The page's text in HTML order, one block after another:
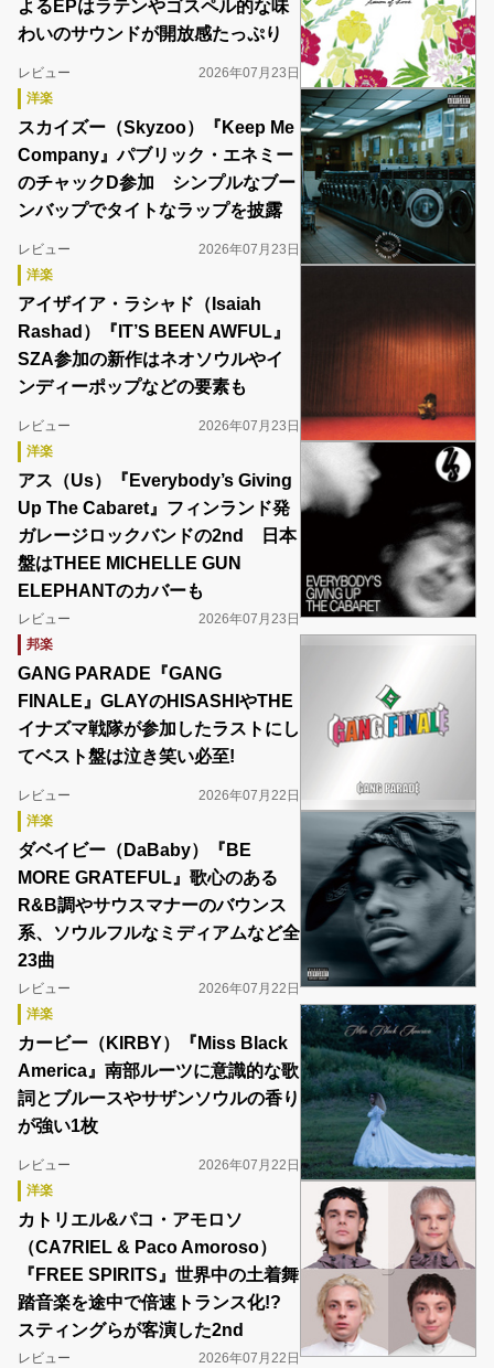
よるEPはラテンやゴスペル的な味
わいのサウンドが開放感たっぷり
レビュー
2026年07月23日
洋楽
スカイズー（Skyzoo）『Keep Me
Company』パブリック・エネミー
のチャックD参加 シンプルなブー
ンバップでタイトなラップを披露
レビュー
2026年07月23日
洋楽
アイザイア・ラシャド（Isaiah
Rashad）『IT’S BEEN AWFUL』
SZA参加の新作はネオソウルやイ
ンディーポップなどの要素も
レビュー
2026年07月23日
洋楽
アス（Us）『Everybody’s Giving
Up The Cabaret』フィンランド発
ガレージロックバンドの2nd 日本
盤はTHEE MICHELLE GUN
ELEPHANTのカバーも
レビュー
2026年07月23日
邦楽
GANG PARADE『GANG
FINALE』GLAYのHISASHIやTHE
イナズマ戦隊が参加したラストにし
てベスト盤は泣き笑い必至!
レビュー
2026年07月22日
洋楽
ダベイビー（DaBaby）『BE
MORE GRATEFUL』歌心のある
R&B調やサウスマナーのバウンス
系、ソウルフルなミディアムなど全
23曲
レビュー
2026年07月22日
洋楽
カービー（KIRBY）『Miss Black
America』南部ルーツに意識的な歌
詞とブルースやサザンソウルの香り
が強い1枚
レビュー
2026年07月22日
洋楽
カトリエル&パコ・アモロソ
（CA7RIEL & Paco Amoroso）
『FREE SPIRITS』世界中の土着舞
踏音楽を途中で倍速トランス化!?
スティングらが客演した2nd
レビュー
2026年07月22日